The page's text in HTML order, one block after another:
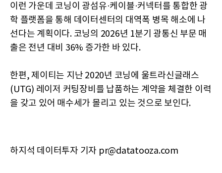
이런 가운데 코닝이 광섬유·케이블·커넥터를 통합한 광
학 플랫폼을 통해 데이터센터의 대역폭 병목 해소에 나
선다는 계획이다. 코닝의 2026년 1분기 광통신 부문 매
출은 전년 대비 36% 증가한 바 있다.
한편, 제이티는 지난 2020년 코닝에 울트라신글래스
(UTG) 레이저 커팅장비를 납품하는 계약을 체결한 이력
을 갖고 있어 매수세가 몰리고 있는 것으로 보인다.
하지석 데이터투자 기자 pr@datatooza.com